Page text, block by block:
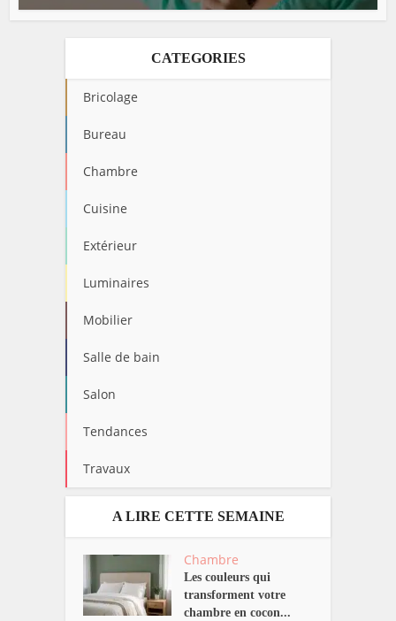
CATEGORIES
Bricolage
Bureau
Chambre
Cuisine
Extérieur
Luminaires
Mobilier
Salle de bain
Salon
Tendances
Travaux
A LIRE CETTE SEMAINE
Chambre
Les couleurs qui
transforment votre
chambre en cocon...